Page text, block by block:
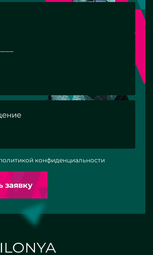
конфиденциальности
заявку